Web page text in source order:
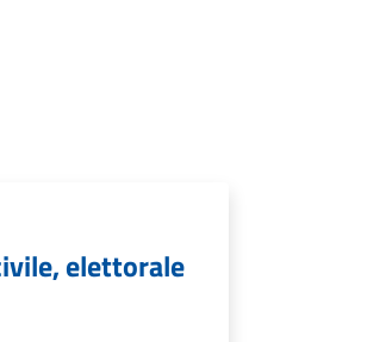
elettorale